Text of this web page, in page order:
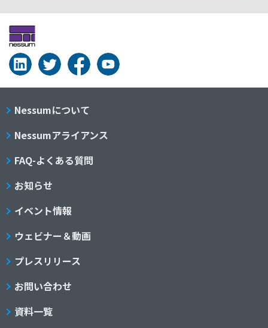
Nessumについて
Nessumアライアンス
FAQ-よくある質問
お知らせ
イベント情報
ウェビナー＆動画
プレスリリース
お問い合わせ
資料一覧